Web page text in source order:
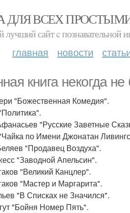
ДЛЯ ВСЕХ
лучший сайт c познавательной
главная новости
книга некогда
"Божественная Комедия".
"Русские Заветные
по Имени Джонатан
"Продавец Воздуха".
"Заводной Апельсин".
"Великий Канцлер".
"Мастер и Маргарита".
"В Списках не Значился".
"Бойня Номер Пять".